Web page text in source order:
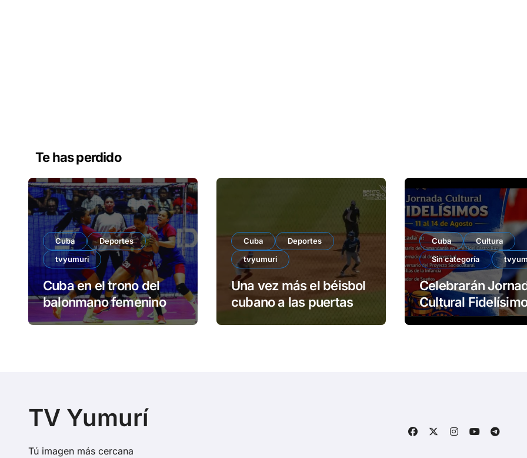
Te has perdido
Cuba
Deportes
tvyumuri
Cuba en el trono del
balonmano femenino
Cuba
Deportes
tvyumuri
Una vez más el béisbol
cubano a las puertas
Cuba
Cultura
Sin categoría
Celebrarán
Cultural Fidelísimos
Matanzas
TV Yumurí
Tú imagen más cercana